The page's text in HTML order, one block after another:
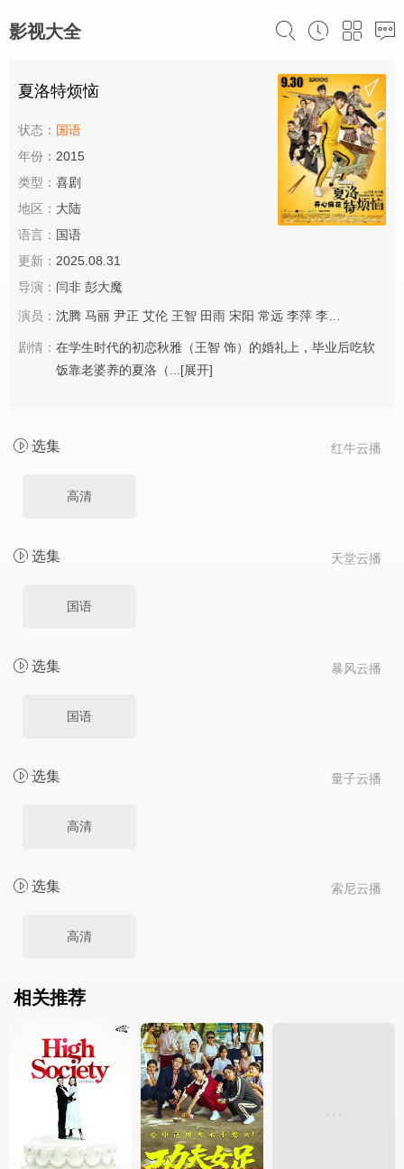
影视大全
夏洛特烦恼
状态： 国语
年份： 2015
类型： 喜剧
地区： 大陆
语言： 国语
更新： 2025.08.31
导演： 闫非 彭大魔
演员： 沈腾 马丽 尹正 艾伦 王智 田雨 宋阳 常远 李萍 李立群
剧情： 在学生时代的初恋秋雅（王智 饰）的婚礼上，毕业后吃软
饭靠老婆养的夏洛（... [展开]
红牛云播
选集
高清
天堂云播
选集
国语
暴风云播
选集
国语
量子云播
选集
高清
索尼云播
选集
高清
相关推荐